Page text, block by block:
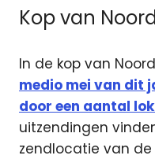
Kop van
In de kop van
medio mei van dit
door een aantal
uitzendingen
zendlocatie van de